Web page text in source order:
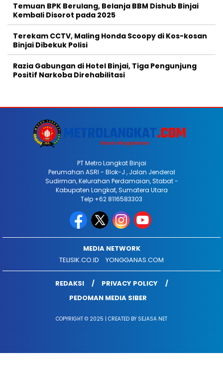
Temuan BPK Berulang, Belanja BBM Dishub Binjai
Kembali Disorot pada 2025
Terekam CCTV, Maling Honda Scoopy di Kos-kosan
Binjai Dibekuk Polisi
Razia Gabungan di Hotel Binjai, Tiga Pengunjung
Positif Narkoba Direhabilitasi
PT Metro Langkat Binjai
Perumahan ASRI - Blok-J , Jalan Jenderal
Sudirman, Kelurahan Perdamaian, Stabat -
Kabupaten Langkat, Sumatera Utara
Telp +62 8116583303
MEDIA NETWORK
TELISIK.CO.ID
YONGGANAS.COM
REDAKSI
PRIVACY POLICY
PEDOMAN MEDIA SIBER
COPYRIGHT © 2025 | CREATED BY SEJASA NET